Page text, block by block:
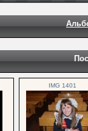
IMG 1401